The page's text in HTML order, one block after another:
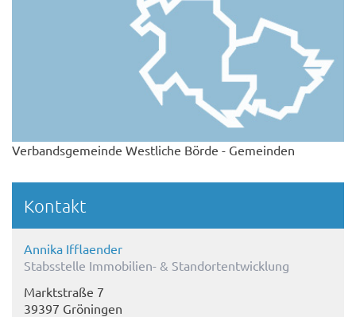
Verbandsgemeinde Westliche Börde - Gemeinden
Kontakt
Annika Ifflaender
Stabsstelle Immobilien- & Standortentwicklung
Marktstraße 7
39397 Gröningen